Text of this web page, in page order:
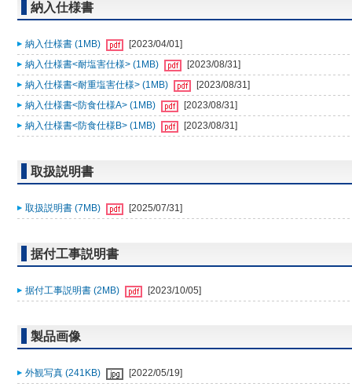
納入仕様書
納入仕様書 (1MB)
[2023/04/01]
納入仕様書<耐塩害仕様> (1MB)
[2023/08/31]
納入仕様書<耐重塩害仕様> (1MB)
[2023/08/31]
納入仕様書<防食仕様A> (1MB)
[2023/08/31]
納入仕様書<防食仕様B> (1MB)
[2023/08/31]
取扱説明書
取扱説明書 (7MB) [2025/07/31]
据付工事説明書
据付工事説明書 (2MB) [2023/10/05]
製品画像
外観写真 (241KB) [2022/05/19]